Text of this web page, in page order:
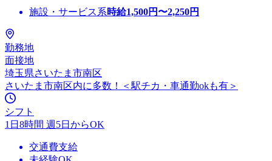
施設・サービス系時給1,500円〜2,250円
勤務地
面接地
埼玉県さいたま市南区
さいたま市南区内に多数！＜駅チカ・車通勤okも有＞
シフト
1日8時間 週5日からOK
交通費支給